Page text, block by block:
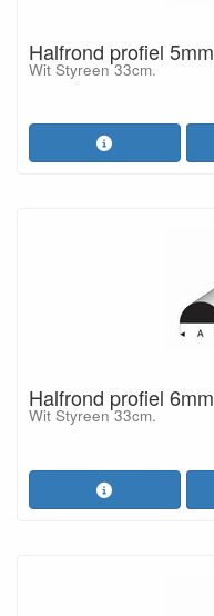
Halfrond profiel 5mm
Wit Styreen 33cm.
Halfrond profiel 6mm
Wit Styreen 33cm.